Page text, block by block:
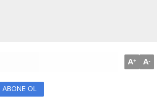
A+ A-
ABONE OL